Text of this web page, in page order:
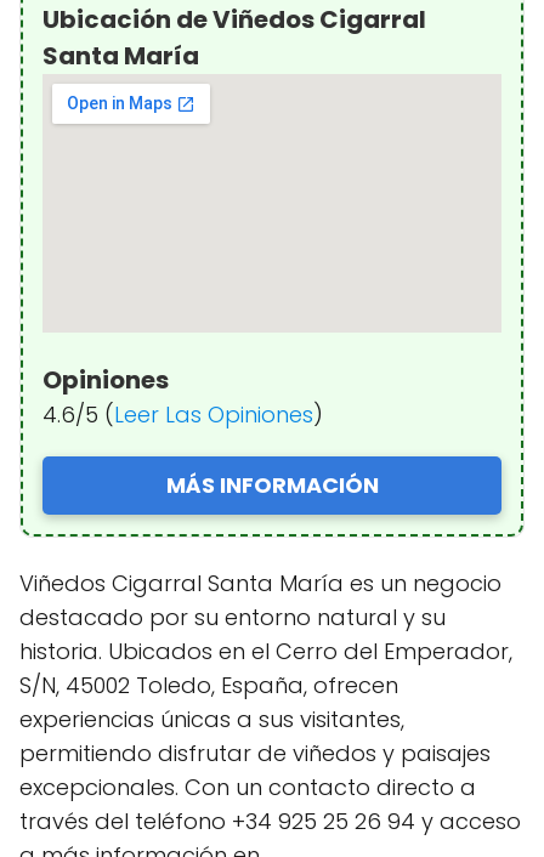
Ubicación de Viñedos Cigarral
Santa María
Opiniones
4.6/5 (Leer Las Opiniones)
MÁS INFORMACIÓN
Viñedos Cigarral Santa María es un negocio
destacado por su entorno natural y su
historia. Ubicados en el Cerro del Emperador,
S/N, 45002 Toledo, España, ofrecen
experiencias únicas a sus visitantes,
permitiendo disfrutar de viñedos y paisajes
excepcionales. Con un contacto directo a
través del teléfono +34 925 25 26 94 y acceso